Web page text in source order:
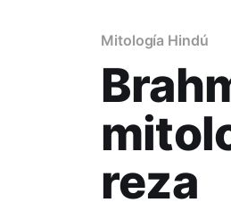
Mitología Hindú
reza